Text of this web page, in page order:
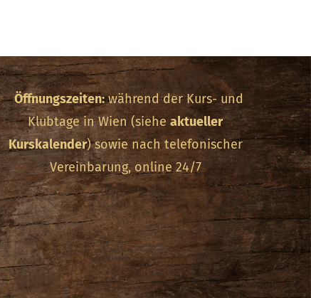
Öffnungszeiten:während der Kurs- und
Klubtage in Wien (sieheaktueller
Kurskalender) sowie nach telefonischer
Vereinbarung, online 24/7